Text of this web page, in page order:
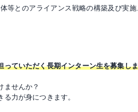
等とのアライアンス戦略の構築及び実
ていただく長期インターン生を募集し
ませんか？
力が身につきます。